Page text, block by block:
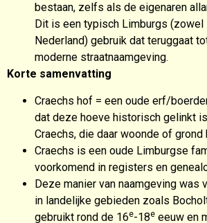
bestaan, zelfs als de eigenaren
Dit is een typisch Limburgs (zowel
Nederland) gebruik dat teruggaat
moderne straatnaamgeving.
Korte samenvatting
Craechs hof = een oude erf/
dat deze hoeve historisch gelinkt
Craechs, die daar woonde of grond
Craechs is een oude Limburgse
voorkomend in registers en
Deze manier van naamgeving was
in landelijke gebieden zoals
gebruikt rond de 16e-18e eeuw en